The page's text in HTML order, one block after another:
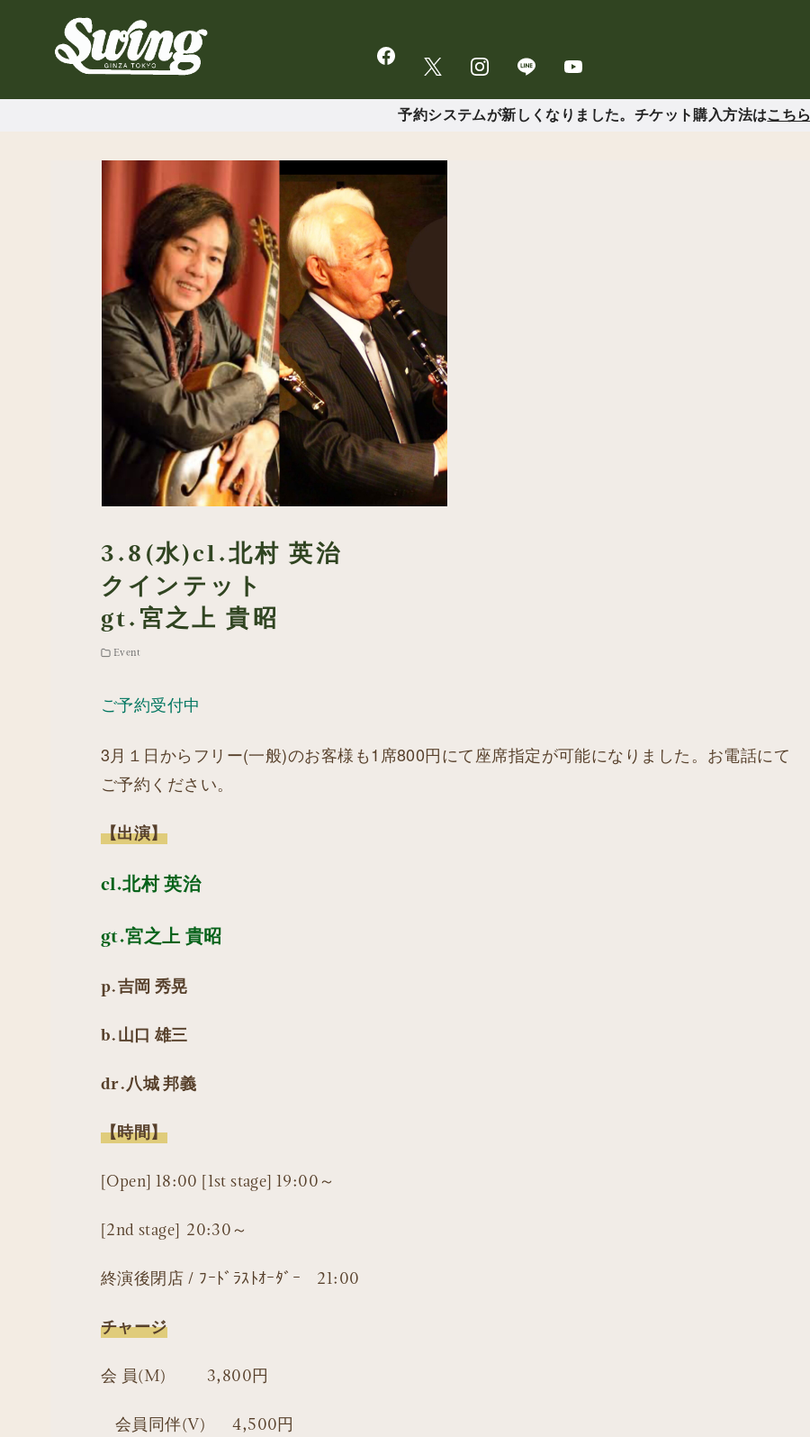
予約システムが新しくなりました。チケット購入方法はこちら
3.8(水)cl.北村 英治
クインテット
gt.宮之上 貴昭
Event
ご予約受付中
3月１日からフリー(一般)のお客様も1席800円にて座席指定が可能になりました。お電話にて
ご予約ください。
【出演】
cl.北村 英治
gt.宮之上 貴昭
p.吉岡 秀晃
b.山口 雄三
dr.八城 邦義
【時間】
[Open] 18:00 [1st stage] 19:00～
[2nd stage] 20:30～
終演後閉店 / ﾌｰﾄﾞﾗｽﾄｵｰﾀﾞｰ 21:00
チャージ
会 員(M) 3,800円
会員同伴(V) 4,500円